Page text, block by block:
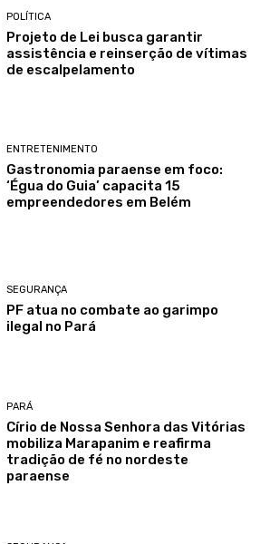
POLÍTICA
Projeto de Lei busca garantir
assistência e reinserção de vítimas
de escalpelamento
ENTRETENIMENTO
Gastronomia paraense em foco:
‘Égua do Guia’ capacita 15
empreendedores em Belém
SEGURANÇA
PF atua no combate ao garimpo
ilegal no Pará
PARÁ
Círio de Nossa Senhora das Vitórias
mobiliza Marapanim e reafirma
tradição de fé no nordeste
paraense